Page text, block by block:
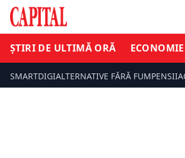
ȘTIRI DE ULTIMĂ ORĂ ECONOMIE
SMARTDIGIALTERNATIVE FĂRĂ FUMPENSII